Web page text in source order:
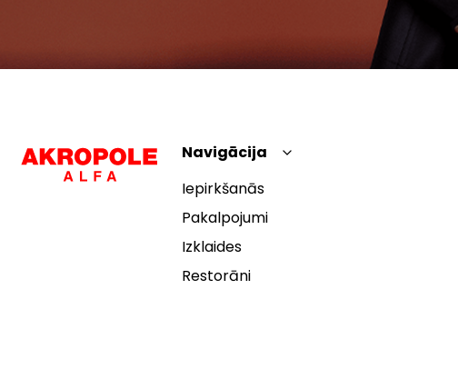
Navigācija
Iepirkšanās
Pakalpojumi
Izklaides
Restorāni